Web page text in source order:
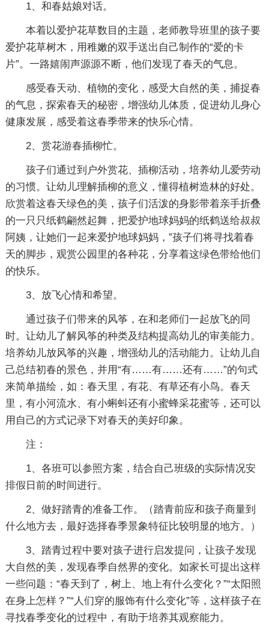
1、和春姑娘对话。
本着以爱护花草数目的主题，老师教导班里的孩子要
爱护花草树木，用稚嫩的双手送出自己制作的“爱的卡
片”。一路嬉闹声源源不断，他们发现了春天的气息。
感受春天动、植物的变化，感受大自然的美，捕捉春
的气息，探索春天的秘密，增强幼儿体质，促进幼儿身心
健康发展，感受着这春季带来的快乐心情。
2、赏花游春插柳忙。
孩子们通过到户外赏花、插柳活动，培养幼儿爱劳动
的习惯。让幼儿理解插柳的意义，懂得植树造林的好处。
欣赏着这春天绿色的美，孩子们活泼的身影带着亲手折叠
的一只只纸鹤翩然起舞，把爱护地球妈妈的纸鹤送给叔叔
阿姨，让她们一起来爱护地球妈妈，”孩子们将寻找着春
天的脚步，观赏公园里的各种花，分享着这绿色带给他们
的快乐。
3、放飞心情和希望。
通过孩子们带来的风筝，在和老师们一起放飞的同
时。让幼儿了解风筝的种类及结构提高幼儿的审美能力。
培养幼儿放风筝的兴趣，增强幼儿的活动能力。让幼儿自
己总结初春的景色，并用“有……有……还有……”的句式
来简单描绘，如：春天里，有花、有草还有小鸟。春天
里，有小河流水、有小蝌蚪还有小蜜蜂采花蜜等，还可以
用自己的方式记录下对春天的美好印象。
注：
1、各班可以参照方案，结合自己班级的实际情况安
排假日前的时间进行。
2、做好踏青的准备工作。（踏青前应和孩子商量到
什么地方去，最好选择春季景象特征比较明显的地方。）
3、踏青过程中要对孩子进行启发提问，让孩子发现
大自然的美，发现春季自然界的变化。如家长可提出这样
一些问题：“春天到了，树上、地上有什么变化？”“太阳照
在身上怎样？”“人们穿的服饰有什么变化”等，这样孩子在
寻找春季变化的过程中，有助于培养其观察能力。